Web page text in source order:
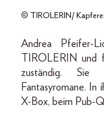
© TIROLERIN/
Andrea Pfeifer-
TIROLERIN und
zuständig. Sie
Fantasyromane.
X-Box, beim Pub-